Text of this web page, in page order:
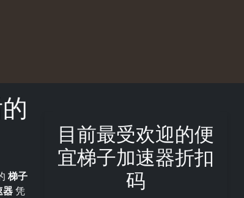
梯子
器凭
目前最受欢迎的便
宜梯子加速器折扣
码